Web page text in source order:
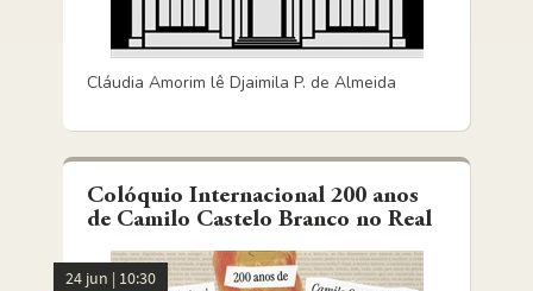
Cláudia Amorim lê Djaimila P. de Almeida
Colóquio Internacional 200 anos
de Camilo Castelo Branco no Real
24 jun | 10:30